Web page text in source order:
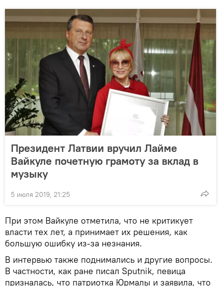
Президент Латвии вручил Лайме
Вайкуле почетную грамоту за вклад в
музыку
5 июля 2019, 21:25
При этом Вайкуле отметила, что не критикует
власти тех лет, а принимает их решения, как
большую ошибку из-за незнания.
В интервью также поднимались и другие вопросы.
В частности, как ране писал Sputnik, певица
призналась, что патриотка Юрмалы и заявила, что